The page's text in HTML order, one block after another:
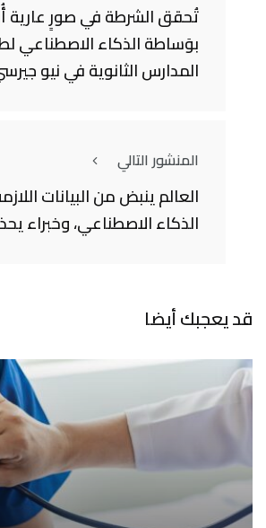
تُحقق الشرطة في صورٍ عارية
بوَساطة الذكاء الاصطناعي
المدارس الثانوية في نيو
المنشور التالي
العالم ينبض من البيانات
الذكاء الاصطناعي، وخبراء
قد يعجبك أيضا